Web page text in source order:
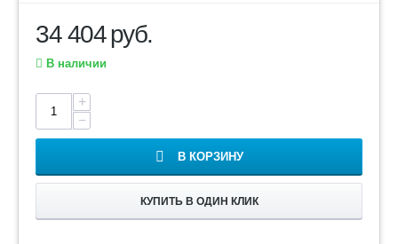
34 404руб.
В наличии
+
−
В КОРЗИНУ
КУПИТЬ В ОДИН КЛИК